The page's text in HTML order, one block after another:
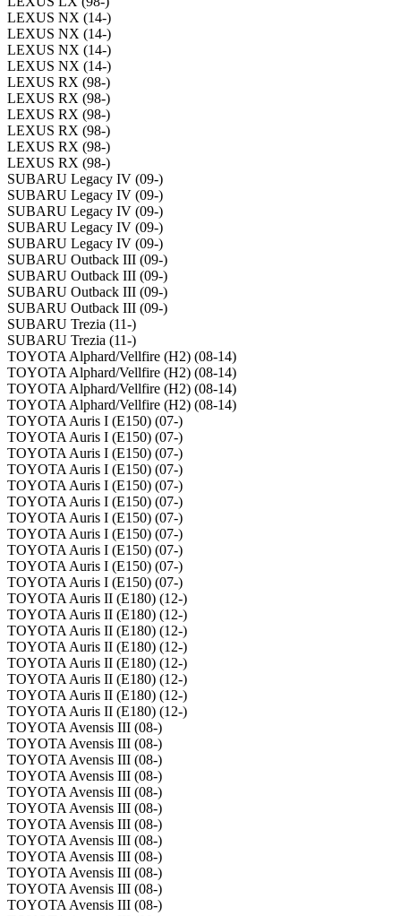
LEXUS NX (14-)
LEXUS NX (14-)
LEXUS NX (14-)
LEXUS NX (14-)
LEXUS RX (98-)
LEXUS RX (98-)
LEXUS RX (98-)
LEXUS RX (98-)
LEXUS RX (98-)
LEXUS RX (98-)
SUBARU Legacy IV (09-)
SUBARU Legacy IV (09-)
SUBARU Legacy IV (09-)
SUBARU Legacy IV (09-)
SUBARU Legacy IV (09-)
SUBARU Outback III (09-)
SUBARU Outback III (09-)
SUBARU Outback III (09-)
SUBARU Outback III (09-)
SUBARU Trezia (11-)
SUBARU Trezia (11-)
TOYOTA Alphard/Vellfire (H2) (08-14)
TOYOTA Alphard/Vellfire (H2) (08-14)
TOYOTA Alphard/Vellfire (H2) (08-14)
TOYOTA Alphard/Vellfire (H2) (08-14)
TOYOTA Auris I (E150) (07-)
TOYOTA Auris I (E150) (07-)
TOYOTA Auris I (E150) (07-)
TOYOTA Auris I (E150) (07-)
TOYOTA Auris I (E150) (07-)
TOYOTA Auris I (E150) (07-)
TOYOTA Auris I (E150) (07-)
TOYOTA Auris I (E150) (07-)
TOYOTA Auris I (E150) (07-)
TOYOTA Auris I (E150) (07-)
TOYOTA Auris I (E150) (07-)
TOYOTA Auris II (E180) (12-)
TOYOTA Auris II (E180) (12-)
TOYOTA Auris II (E180) (12-)
TOYOTA Auris II (E180) (12-)
TOYOTA Auris II (E180) (12-)
TOYOTA Auris II (E180) (12-)
TOYOTA Auris II (E180) (12-)
TOYOTA Auris II (E180) (12-)
TOYOTA Avensis III (08-)
TOYOTA Avensis III (08-)
TOYOTA Avensis III (08-)
TOYOTA Avensis III (08-)
TOYOTA Avensis III (08-)
TOYOTA Avensis III (08-)
TOYOTA Avensis III (08-)
TOYOTA Avensis III (08-)
TOYOTA Avensis III (08-)
TOYOTA Avensis III (08-)
TOYOTA Avensis III (08-)
TOYOTA Avensis III (08-)